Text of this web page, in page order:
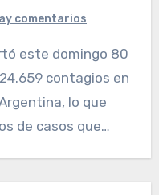
comentarios
contagios en
lo que
de casos que…